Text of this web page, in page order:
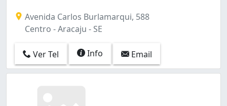
Avenida Carlos Burlamarqui, 588
Centro - Aracaju - SE
Ver Tel Info Email